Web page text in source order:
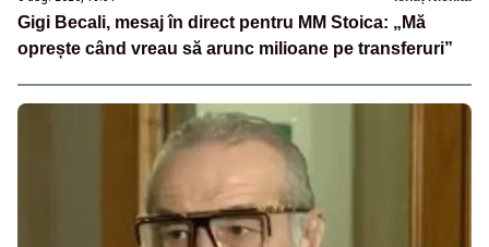
Gigi Becali, mesaj în direct pentru MM Stoica: „Mă
oprește când vreau să arunc milioane pe transferuri”